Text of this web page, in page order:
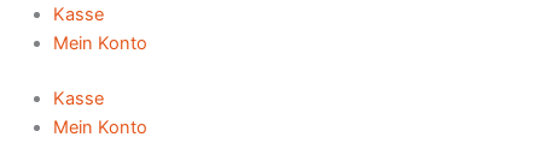
Zum
Inhalt
Kasse
Mein Konto
Kasse
Mein Konto